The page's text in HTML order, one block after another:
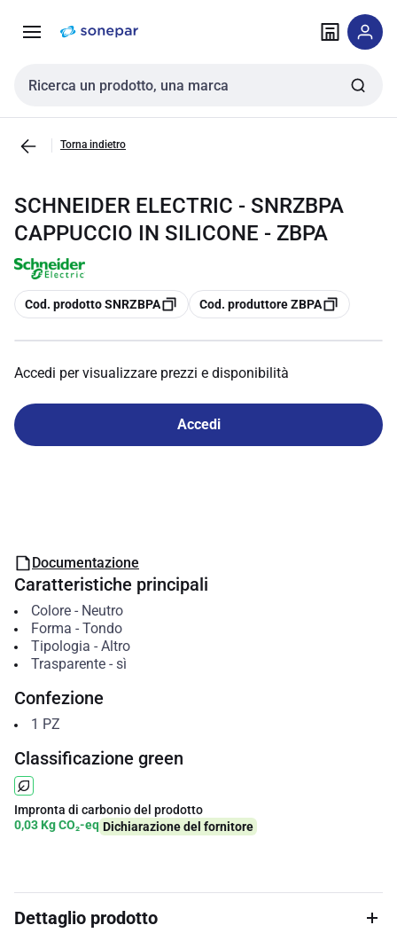
navigazione alla
Cerca input
Torna indietro
SCHNEIDER ELECTRIC - SNRZBPA
CAPPUCCIO IN SILICONE - ZBPA
copia
Cod. prodotto SNRZBPA copia
Cod. produttore ZBPA
Accedi per visualizzare prezzi e disponibilità
Accedi
Documentazione
Caratteristiche principali
Colore- Neutro
Forma - Tondo
Tipologia - Altro
Trasparente- sì
Confezione
1 PZ
Classificazione green
Impronta di carbonio del prodotto
0,03 Kg CO₂-eq Dichiarazione del fornitore
Dettaglio prodotto